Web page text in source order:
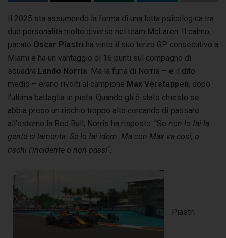
Il 2025 sta assumendo la forma di una lotta psicologica tra
due personalità molto diverse nel team McLaren. Il calmo,
pacato Oscar Piastri ha vinto il suo terzo GP consecutivo a
Miami e ha un vantaggio di 16 punti sul compagno di
squadra Lando Norris . Ma la furia di Norris – e il dito
medio – erano rivolti al campione Max Verstappen, dopo
l’ultima battaglia in pista. Quando gli è stato chiesto se
abbia preso un rischio troppo alto cercando di passare
all’esterno la Red Bull, Norris ha risposto: “Se non lo fai la
gente si lamenta. Se lo fai idem. Ma con Max va così, o
rischi l’incidente o non passi“.
Piastri